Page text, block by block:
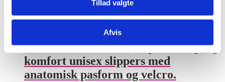
Tillad valgte
Afvis
Ecco Cozmo E 2 Strap 52410400101
Black. Minimalistisk, super behagelig
komfort unisex slippers med
anatomisk pasform og velcro.